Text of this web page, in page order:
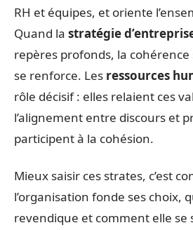
RH et équipes, et oriente
Quand la stratégie
repères profonds, la cohérence
se renforce. Les ressources
rôle décisif : elles relaient ces
l’alignement entre discours et
participent à la cohésion.
Mieux saisir ces strates, c’est
l’organisation fonde ses choix,
revendique et comment elle se